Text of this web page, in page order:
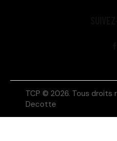
TCP © 2026. Tous droits
Decotte